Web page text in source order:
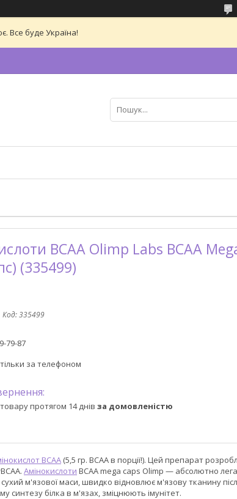
Все буде Україна!
BCAA Olimp Labs BCAA
(335499)
Код:335499
79-87
за телефоном
протягом 14 днів за домовленістю
BCAA (5,5 гр. BCAA в порції!). Цей препарат
Амінокислоти BCAA mega caps Olimp — абсолютно
м'язової маси, швидко відновлює м'язову тканину
білка в м'язах, зміцнюють імунітет.